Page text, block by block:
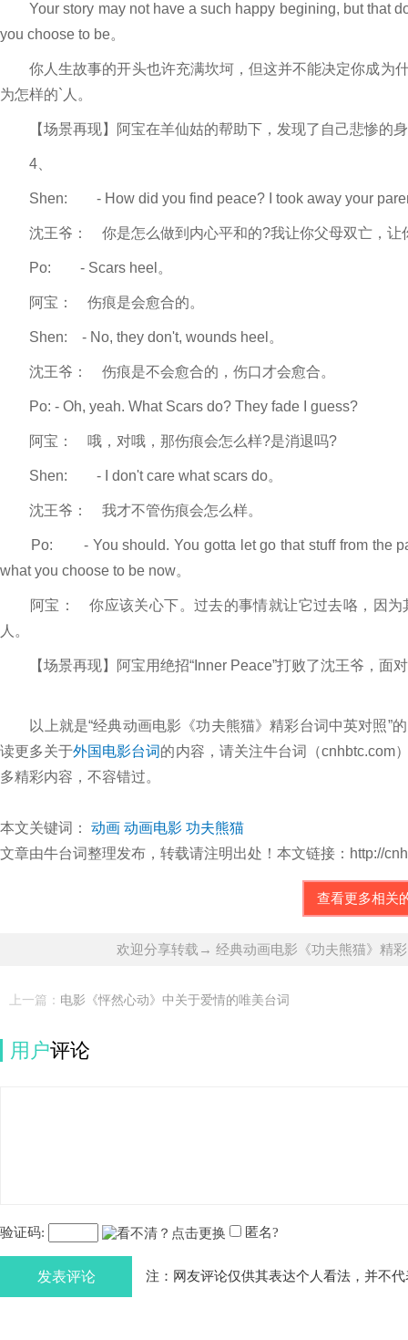
Your story may not have a such happy begining, but that
you choose to be。
你人生故事的开头也许充满坎坷，但这并不能决定你成为
为怎样的`人。
【场景再现】阿宝在羊仙姑的帮助下，发现了自己悲惨的
4、
Shen: - How did you find peace? I took away your
沈王爷： 你是怎么做到内心平和的?我让你父母双亡，让
Po: - Scars heel。
阿宝： 伤痕是会愈合的。
Shen: - No, they don't, wounds heel。
沈王爷： 伤痕是不会愈合的，伤口才会愈合。
Po: - Oh, yeah. What Scars do? They fade I guess?
阿宝： 哦，对哦，那伤痕会怎么样?是消退吗?
Shen: - I don't care what scars do。
沈王爷： 我才不管伤痕会怎么样。
Po: - You should. You gotta let go that stuff from the
what you choose to be now。
阿宝： 你应该关心下。过去的事情就让它过去咯，因为
人。
【场景再现】阿宝用绝招“Inner Peace”打败了沈王爷，面
以上就是“经典动画电影《功夫熊猫》精彩台词中英对照”
读更多关于外国电影台词的内容，请关注牛台词（cnhbtc.com
多精彩内容，不容错过。
本文关键词： 动画 动画电影 功夫熊猫
文章由牛台词整理发布，转载请注明出处！本文链接：http://
查看更多相关
欢迎分享转载→ 经典动画电影《功夫熊猫》精
上一篇： 电影《怦然心动》中关于爱情的唯美台词
用户评论
验证码: 匿名?
发表评论 注：网友评论仅供其表达个人看法，并不